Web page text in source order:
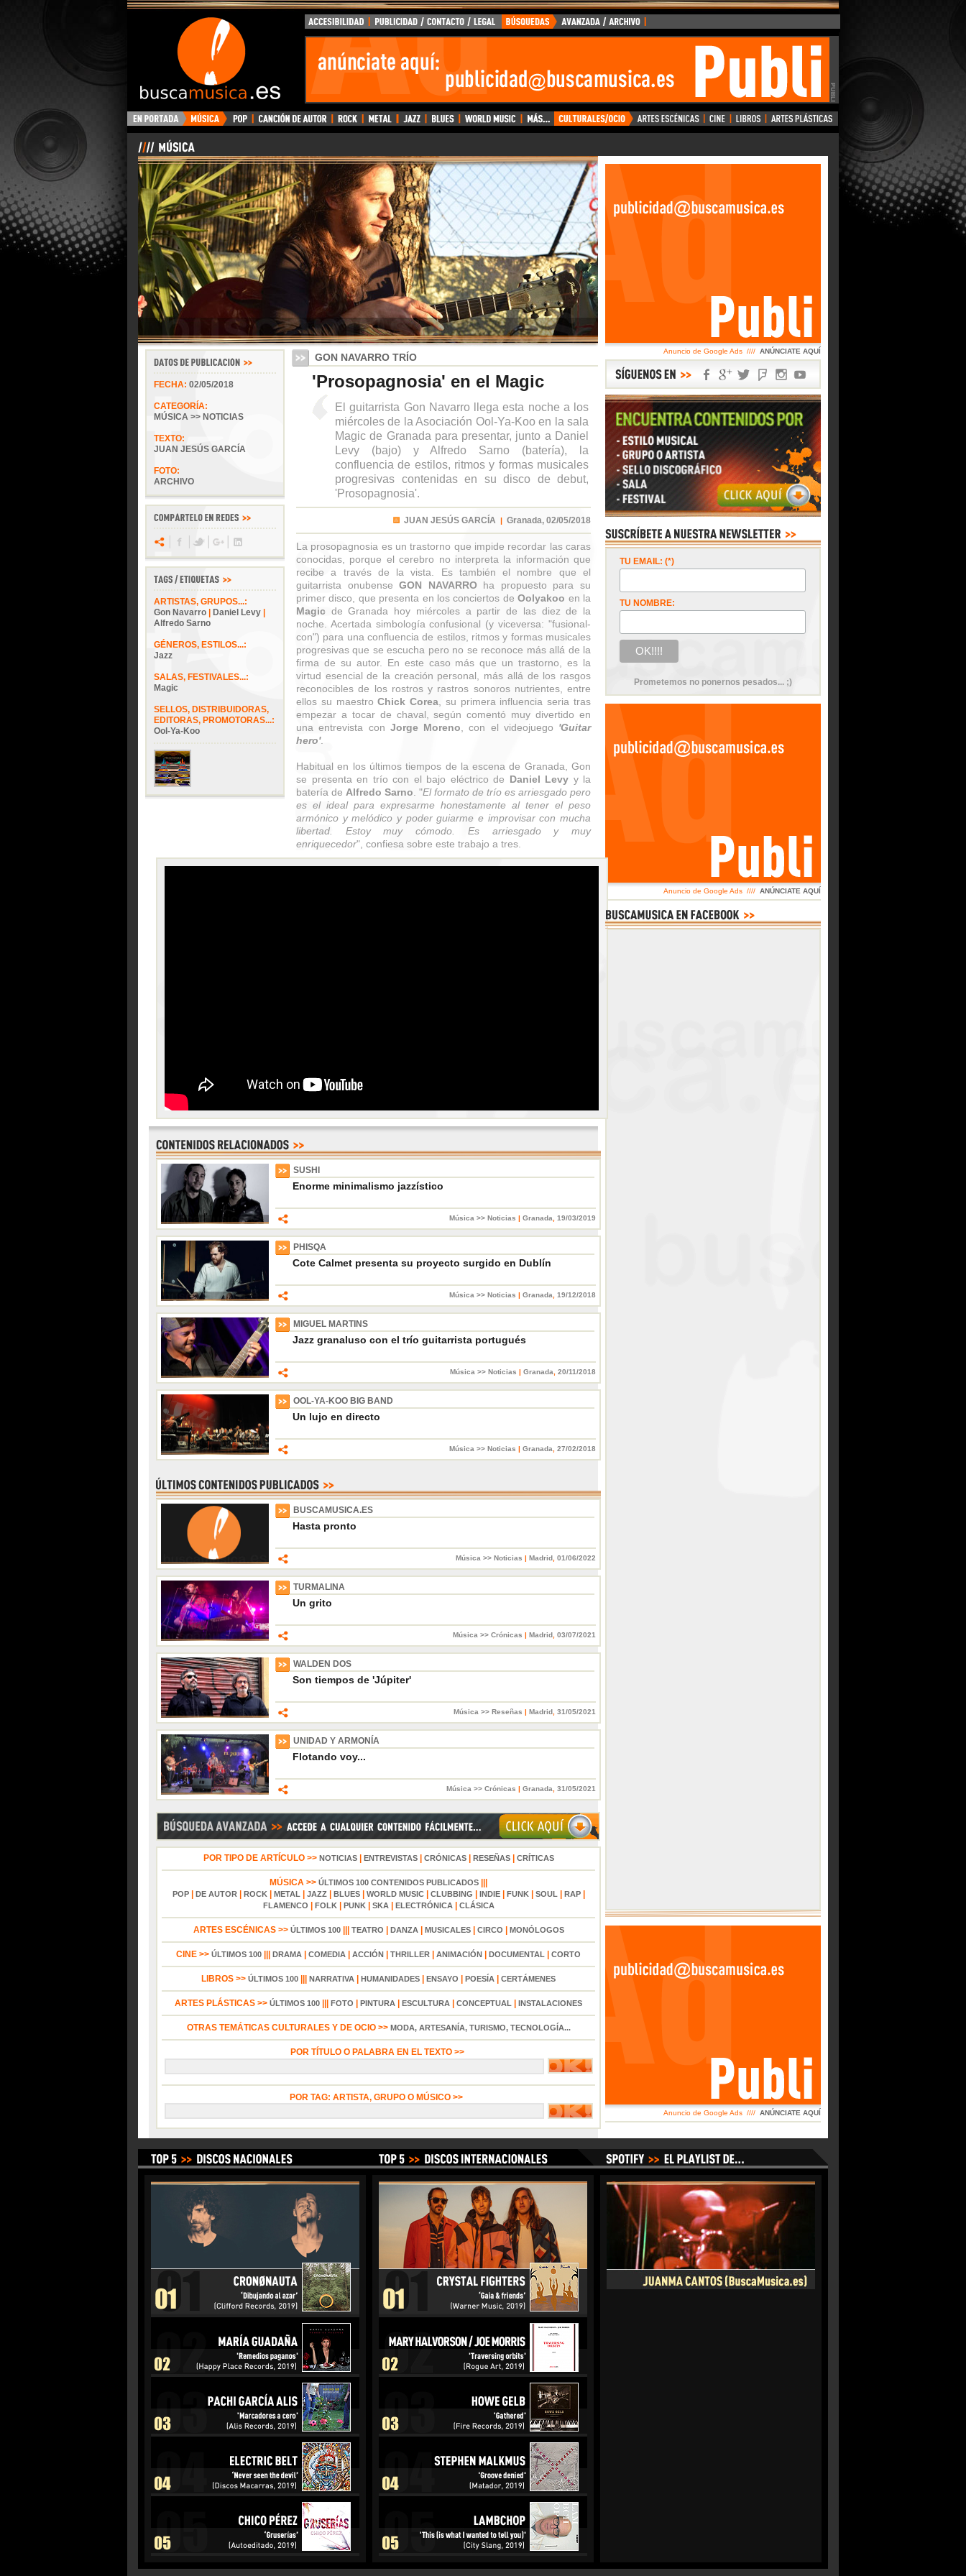
BuscaMusica.es
FECHA: 02/05/2018
CATEGORÍA:
MÚSICA >> NOTICIAS
TEXTO:
JUAN JESÚS GARCÍA
FOTO:
ARCHIVO
ARTISTAS, GRUPOS...:
Gon Navarro
Daniel Levy
Alfredo Sarno
GÉNEROS, ESTILOS...:
Jazz
SALAS, FESTIVALES...:
Magic
SELLOS, DISTRIBUIDORAS,
EDITORAS, PROMOTORAS...:
Ool-Ya-Koo
GON NAVARRO TRÍO
'Prosopagnosia' en el Magic
El guitarrista Gon Navarro llega esta noche a los
miércoles de la Asociación Ool-Ya-Koo en la sala
Magic de Granada para presentar, junto a Daniel
Levy (bajo) y Alfredo Sarno (batería), la
confluencia de estilos, ritmos y formas musicales
progresivas contenidas en su disco de debut,
'Prosopagnosia'.
JUAN JESÚS GARCÍA | Granada, 02/05/2018
La prosopagnosia es un trastorno que impide recordar las caras
conocidas, porque el cerebro no interpreta la información que
recibe a través de la vista. Es también el nombre que el
guitarrista onubenseGON NAVARROha propuesto para su
primer disco, que presenta en los conciertos deOolyakoo en la
Magic de Granada hoy miércoles a partir de las diez de la
noche. Acertada simbología confusional (y viceversa: "fusional-
con") para una confluencia de estilos, ritmos y formas musicales
progresivas que se escucha pero no se reconoce más allá de la
firma de su autor. En este caso más que un trastorno, es la
virtud esencial de la creación personal, más allá de los rasgos
reconocibles de los rostros y rastros sonoros nutrientes, entre
ellos su maestroChick Corea , su primera influencia seria tras
empezar a tocar de chaval, según comentó muy divertido en
una entrevista con Jorge Moreno , con el videojuego 'Guitar
hero'.
Habitual en los últimos tiempos de la escena de Granada, Gon
se presenta en trío con el bajo eléctrico de Daniel Levy y la
batería de Alfredo Sarno . "El formato de trío es arriesgado pero
es el ideal para expresarme honestamente al tener el peso
armónico y melódico y poder guiarme e improvisar con mucha
libertad. Estoy muy cómodo. Es arriesgado y muy
enriquecedor", confiesa sobre este trabajo a tres.
SUSHI
Enorme minimalismo jazzístico
Música >> Noticias | Granada 19/03/2019
PHISQA
Cote Calmet presenta su proyecto surgido en Dublín
Música >> Noticias | Granada 19/12/2018
MIGUEL MARTINS
Jazz granaluso con el trío guitarrista portugués
Música >> Noticias | Granada 20/11/2018
OOL-YA-KOO BIG BAND
Un lujo en directo
Música >> Noticias | Granada 27/02/2018
BUSCAMUSICA.ES
Hasta pronto
Música >> Noticias | Madrid 01/06/2022
TURMALINA
Un grito
Música >> Crónicas | Madrid 03/07/2021
WALDEN DOS
Son tiempos de 'Júpiter'
Música >> Reseñas | Madrid 31/05/2021
UNIDAD Y ARMONÍA
Flotando voy...
Música >> Crónicas | Granada 31/05/2021
POR TIPO DE ARTÍCULO >> NOTICIAS| ENTREVISTAS| CRÓNICAS| RESEÑAS| CRÍTICAS
MÚSICA >> ÚLTIMOS 100 CONTENIDOS PUBLICADOS
POP| DE AUTOR| ROCK| METAL| JAZZ| BLUES| WORLD MUSIC| CLUBBING INDIE| FUNK| SOUL| RAP|
FLAMENCO FOLK| PUNK| SKA| ELECTRÓNICA| CLÁSICA
ARTES ESCÉNICAS >> ÚLTIMOS 100||| TEATRO DANZA| MUSICALES| CIRCO MONÓLOGOS
CINE >> ÚLTIMOS 100 DRAMA COMEDIA ACCIÓN THRILLER ANIMACIÓN DOCUMENTAL CORTO
LIBROS >> ÚLTIMOS 100 NARRATIVA HUMANIDADES ENSAYO POESÍA CERTÁMENES
ARTES PLÁSTICAS >> ÚLTIMOS 100 FOTO PINTURA ESCULTURA CONCEPTUAL INSTALACIONES
OTRAS TEMÁTICAS CULTURALES Y DE OCIO >> MODA, ARTESANÍA, TURISMO, TECNOLOGÍA...
POR TÍTULO O PALABRA EN EL TEXTO >>
POR TAG: ARTISTA, GRUPO O MÚSICO >>
Anuncio de Google Ads //// ANÚNCIATE AQUÍ
TU EMAIL: (*)
TU NOMBRE:
Prometemos no ponernos pesados... ;)
Anuncio de Google Ads //// ANÚNCIATE AQUÍ
Anuncio de Google Ads //// ANÚNCIATE AQUÍ